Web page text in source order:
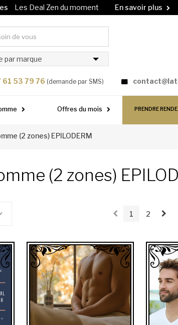
Les Deal Zen du moment
En savoir plus
61 53 79 76 (demande par SMS)
par marque
Offres du mois PRENDRE
(2 zones) EPILODERM
(2 zones)
1 2